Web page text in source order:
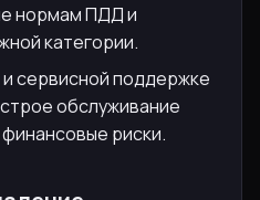
нормам ПДД и
категории.
сервисной поддержке
обслуживание
риски.